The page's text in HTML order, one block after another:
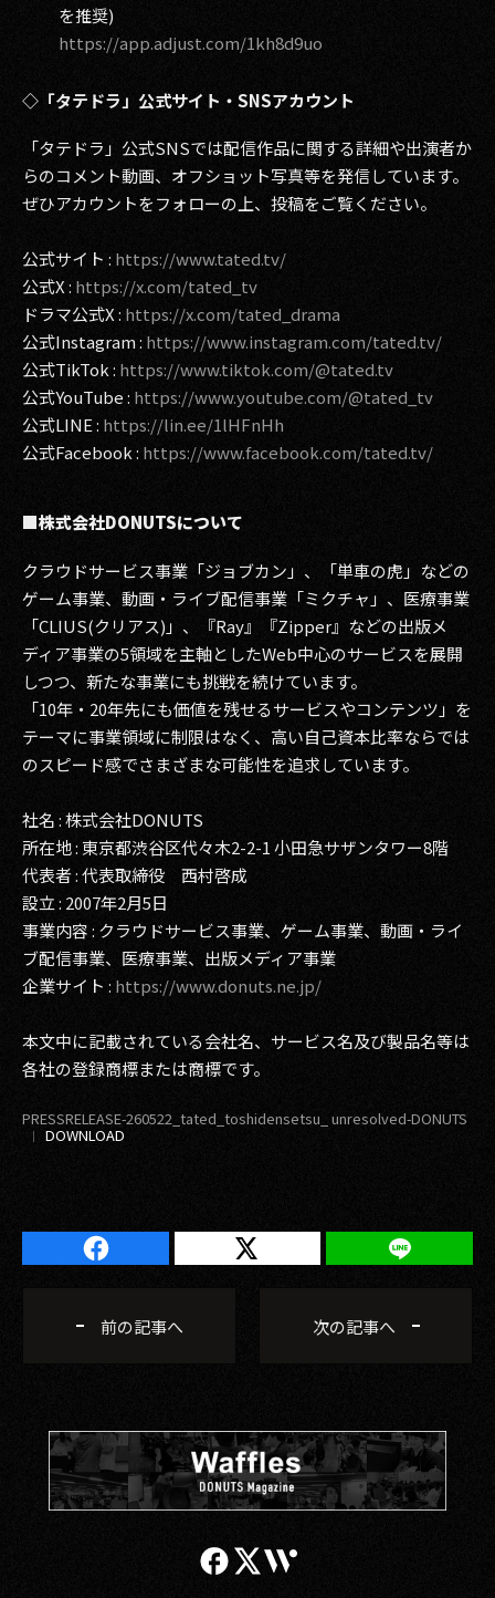
を推奨)
https://app.adjust.com/1kh8d9uo
◇「タテドラ」公式サイト・SNSアカウント
「タテドラ」公式SNSでは配信作品に関する詳細や出演者か
らのコメント動画、オフショット写真等を発信しています。
ぜひアカウントをフォローの上、投稿をご覧ください。
公式サイト : https://www.tated.tv/
公式X : https://x.com/tated_tv
ドラマ公式X : https://x.com/tated_drama
公式Instagram : https://www.instagram.com/tated.tv/
公式TikTok : https://www.tiktok.com/@tated.tv
公式YouTube : https://www.youtube.com/@tated_tv
公式LINE : https://lin.ee/1lHFnHh
公式Facebook : https://www.facebook.com/tated.tv/
■株式会社DONUTSについて
クラウドサービス事業「ジョブカン」、「単車の虎」などの
ゲーム事業、動画・ライブ配信事業「ミクチャ」、医療事業
「CLIUS(クリアス)」、『Ray』『Zipper』などの出版メ
ディア事業の5領域を主軸としたWeb中心のサービスを展開
しつつ、新たな事業にも挑戦を続けています。
「10年・20年先にも価値を残せるサービスやコンテンツ」を
テーマに事業領域に制限はなく、高い自己資本比率ならでは
のスピード感でさまざまな可能性を追求しています。
社名 : 株式会社DONUTS
所在地 : 東京都渋谷区代々木2-2-1 小田急サザンタワー8階
代表者 : 代表取締役 西村啓成
設立 : 2007年2月5日
事業内容 : クラウドサービス事業、ゲーム事業、動画・ライ
ブ配信事業、医療事業、出版メディア事業
企業サイト : https://www.donuts.ne.jp/
本文中に記載されている会社名、サービス名及び製品名等は
各社の登録商標または商標です。
PRESSRELEASE-260522_tated_toshidensetsu_ unresolved-DONUTS
前の記事へ 次の記事へ